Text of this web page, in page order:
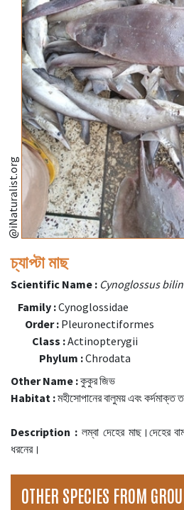
@iNaturalist.org
চ্যাপ্টা মাছ
Scientific Name : Cynoglossus
Family :Cynoglossidae
Order : Pleuronectiformes
Class :Actinopterygii
Phylum :Chrodata
Other Name :কুকুর জিভ
Habitat :মহীসোপানের বালুময় এবং
Description :লম্বা দেহের মাছ।দেহের
ধরনের।
OTHER SPECIES FROM